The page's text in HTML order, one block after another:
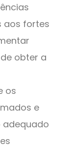
aos fortes
obter a
os
e
adequado